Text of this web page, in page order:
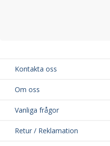
Kontakta oss
Om oss
Vanliga frågor
Retur / Reklamation